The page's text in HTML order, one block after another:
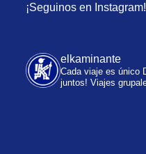
¡Seguinos en Instagram!
elkaminante
Cada viaje es único
juntos! Viajes